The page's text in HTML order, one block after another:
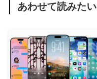
あわせて読みたい